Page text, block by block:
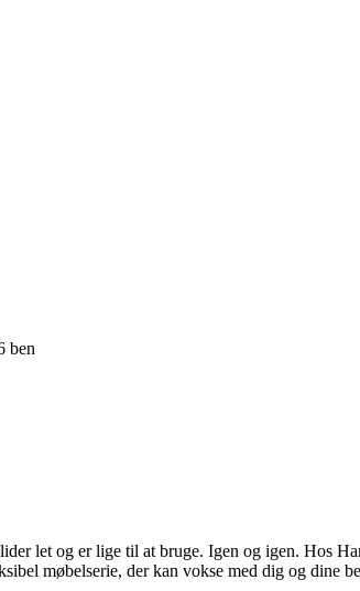
ben
let og er lige til at bruge. Igen og igen. Hos
møbelserie, der kan vokse med dig og dine